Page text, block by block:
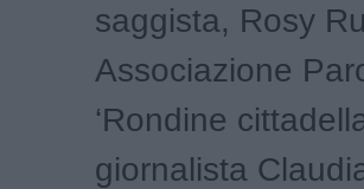
saggista, Rosy
Associazione
‘Rondine
giornalista